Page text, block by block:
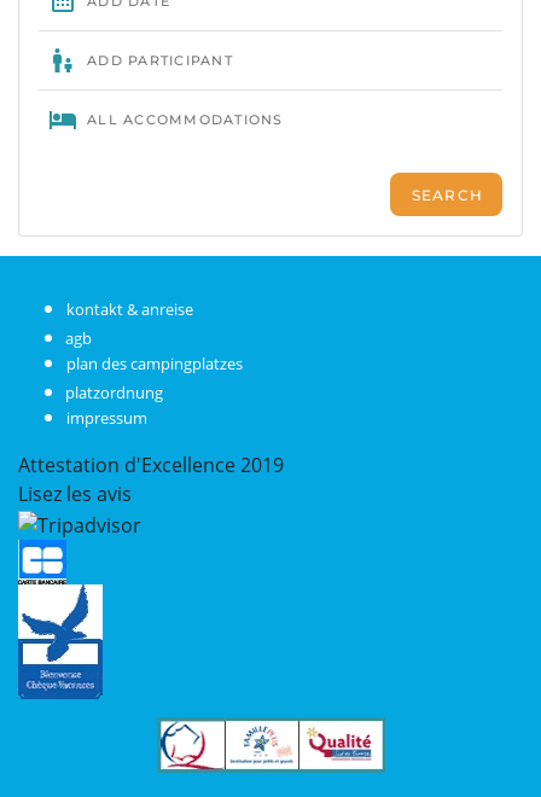
kontakt & anreise
agb
plan des campingplatzes
platzordnung
impressum
Attestation d'Excellence2019
Lisez les avis